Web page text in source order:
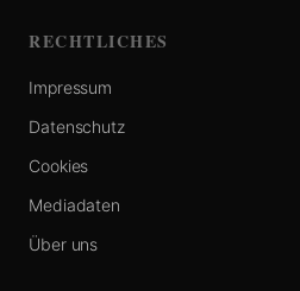
RECHTLICHES
Impressum
Datenschutz
Cookies
Mediadaten
Über uns